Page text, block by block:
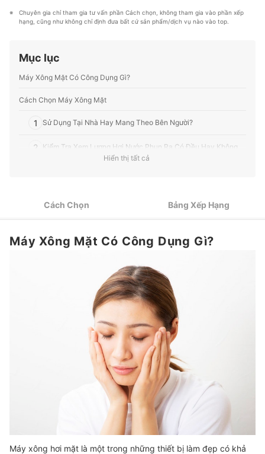
Profile của Okubo Makoto
hầu hết các lĩnh vực, từ Mỹ phẩm, Hàng tiêu dùng,
Thiết bị gia dụng đến các dịch vụ Tài chính, Chăm sóc
Chuyên gia chỉ tham gia tư vấn phần Cách chọn, không tham gia vào phần xếp
hạng, cũng như không chỉ định đưa bất cứ sản phẩm/dịch vụ nào vào top.
Mục lục
Máy Xông Mặt Có Công Dụng Gì?
Cách Chọn Máy Xông Mặt
1 Sử Dụng Tại Nhà Hay Mang Theo Bên Người?
2 Kiểm Tra Xem Lượng Hơi Nước Phun Ra Có Đều Hay Không
5 Cân Nhắc Về Các Chức Năng Cần Thiết
6
Lựa Chọn Máy Có Nguồn Cấp Điện Phù Hợp Với Nhu Cầu Sử
Top 10 Máy Xông Mặt tốt nhất được ưa chuộng (Tư vấn mua)
Lưu Ý Khi Sử Dụng Máy Xông Mặt
Tham Khảo Các Sản Phẩm Chăm Sóc Da
Tham Khảo Các Sản Phẩm Bán Chạy Trên Tiki
Hiển thị tất cả
Cách Chọn Bảng Xếp Hạng
Máy Xông Mặt Có Công Dụng Gì?
Máy xông hơi mặt là một trong những thiết bị làm đẹp có khả